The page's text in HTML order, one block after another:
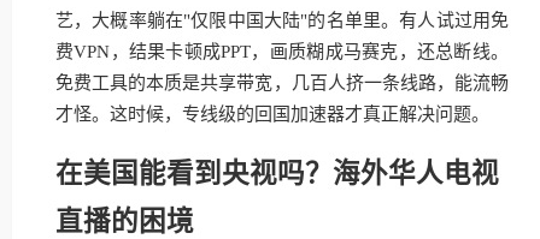
艺，大概率躺在"仅限中国大陆"的名单里。有人试过用免
费VPN，结果卡顿成PPT，画质糊成马赛克，还总断线。
免费工具的本质是共享带宽，几百人挤一条线路，能流畅
才怪。这时候，专线级的回国加速器才真正解决问题。
在美国能看到央视吗？海外华人电视
直播的困境